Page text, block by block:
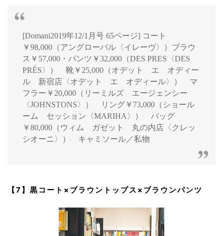
[Domani2019年12/1月号 65ページ] コート
￥98,000（アングローバル〈イレーヴ〉）ブラウ
ス￥57,000・パンツ￥32,000（DES PRES〈DES
PRÉS〉） 靴￥25,000（オデット エ オディー
ル 新宿店〈オデット エ オディール〉） マ
フラー￥20,000（リーミルズ エージェンシー
〈JOHNSTONS〉） リング￥73,000（ショール
ーム セッション〈MARIHA〉） バッグ
￥80,000（ウィム ガゼット 丸の内店〈クレッ
シオーニ〉） キャミソール／私物
【7】黒コート×ブラウントップス×ブラウンパンツ